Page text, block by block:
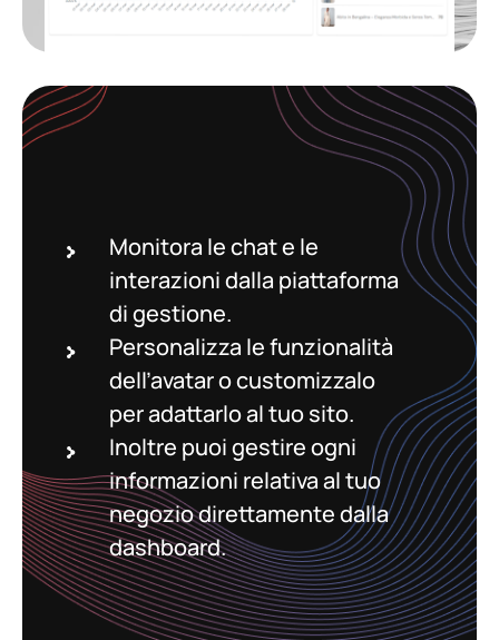
Monitora le chat e le
interazioni dalla piattaforma
di gestione.
Personalizza le funzionalità
dell’avatar o customizzalo
per adattarlo al tuo sito.
Inoltre puoi gestire ogni
informazioni relativa al tuo
negozio direttamente dalla
dashboard.